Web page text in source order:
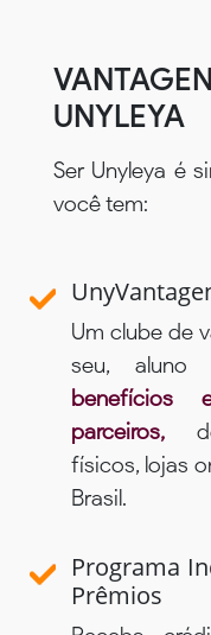
UNYLEYA
Ser Unyleya é
você tem:
Um clube de
seu, aluno
parceiros,
físicos, lojas
Brasil.
Programa
Prêmios